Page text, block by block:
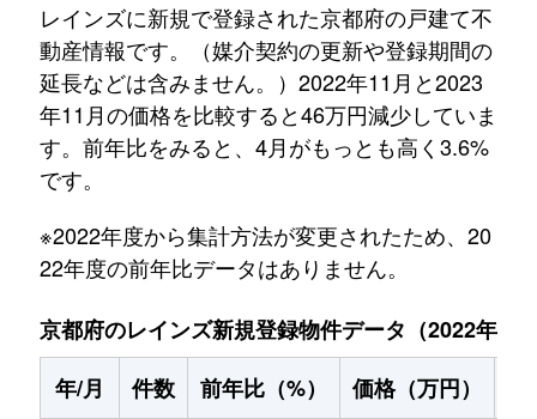
レインズに新規で登録された京都府の戸建て不
動産情報です。（媒介契約の更新や登録期間の
延長などは含みません。）2022年11月と2023
年11月の価格を比較すると46万円減少していま
す。前年比をみると、4月がもっとも高く3.6%
です。
※2022年度から集計方法が変更されたため、20
22年度の前年比データはありません。
京都府のレインズ新規登録物件データ（2022年11
年/月
件数 前年比（%） 価格（万円）